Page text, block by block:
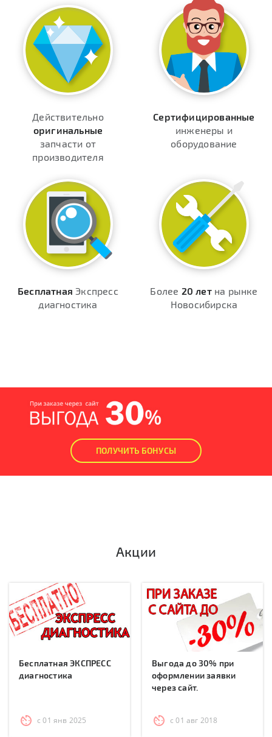
Действительно
оригинальные
запчасти от
производителя
Сертифицированные
инженеры и
оборудование
Бесплатная Экспресс
диагностика
Более 20 летна рынке
Новосибирска
ПОЛУЧИТЬ БОНУСЫ
Акции
Бесплатная ЭКСПРЕСС
диагностика
с 01 янв 2025
Выгода до 30% при
оформлении заявки
через сайт.
с 01 авг 2018